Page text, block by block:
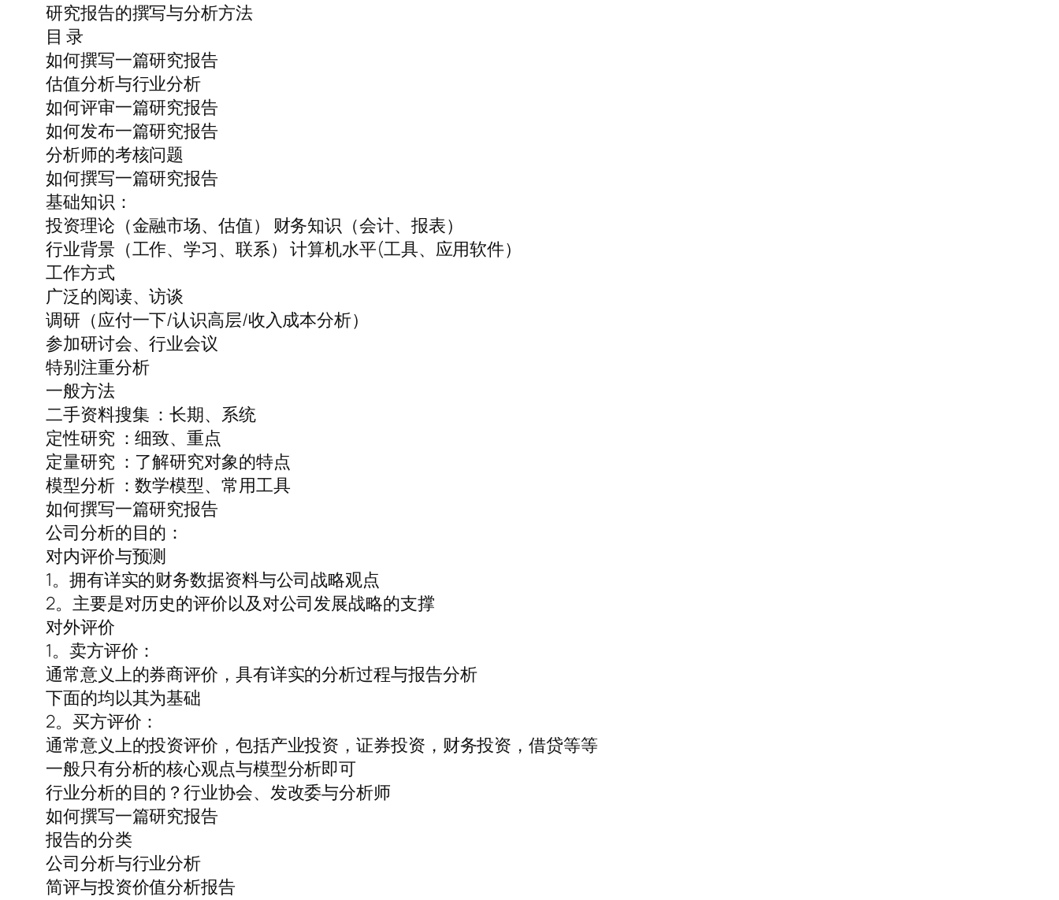
研究报告的撰写与分析方法
目 录
如何撰写一篇研究报告
估值分析与行业分析
如何评审一篇研究报告
如何发布一篇研究报告
分析师的考核问题
如何撰写一篇研究报告
基础知识：
投资理论（金融市场、估值） 财务知识（会计、报表）
行业背景（工作、学习、联系） 计算机水平(工具、应用软件）
工作方式
广泛的阅读、访谈
调研（应付一下/认识高层/收入成本分析）
参加研讨会、行业会议
特别注重分析
一般方法
二手资料搜集 ：长期、系统
定性研究 ：细致、重点
定量研究 ：了解研究对象的特点
模型分析 ：数学模型、常用工具
如何撰写一篇研究报告
公司分析的目的：
对内评价与预测
1。拥有详实的财务数据资料与公司战略观点
2。主要是对历史的评价以及对公司发展战略的支撑
对外评价
1。卖方评价：
通常意义上的券商评价，具有详实的分析过程与报告分析
下面的均以其为基础
2。买方评价：
通常意义上的投资评价，包括产业投资，证券投资，财务投资，借贷等等
一般只有分析的核心观点与模型分析即可
行业分析的目的？行业协会、发改委与分析师
如何撰写一篇研究报告
报告的分类
公司分析与行业分析
简评与投资价值分析报告